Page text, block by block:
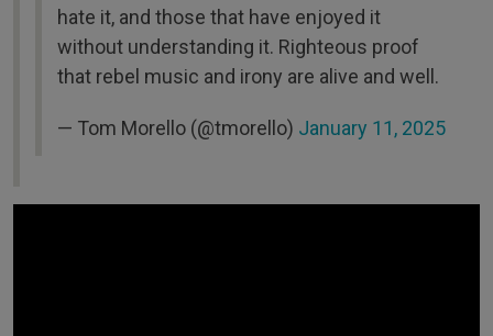
hate it, and those that have enjoyed it
without understanding it. Righteous proof
that rebel music and irony are alive and well.
— Tom Morello (@tmorello) January 11, 2025